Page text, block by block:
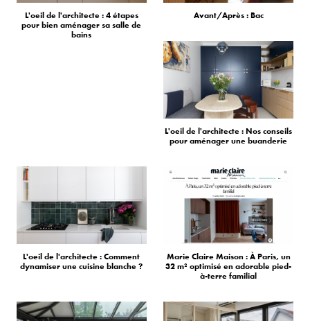
L'oeil de l'architecte : 4 étapes
pour bien aménager sa salle de
bains
Avant/Après : Bac
L'oeil de l'architecte : Nos conseils
pour aménager une buanderie
L'oeil de l'architecte : Comment
dynamiser une cuisine blanche ?
Marie Claire Maison : À Paris, un
32 m² optimisé en adorable pied-
à-terre familial